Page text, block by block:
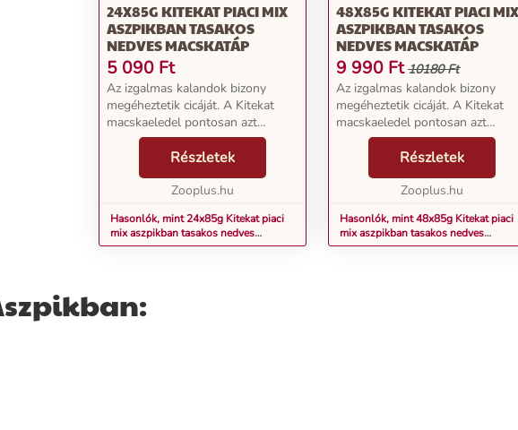
24X85G KITEKAT PIACI MIX
ASZPIKBAN TASAKOS
NEDVES MACSKATÁP
5 090 Ft
Az izgalmas kalandok bizony
megéheztetik cicáját. A Kitekat
macskaeledel pontosan azt
biztosítja kedvencének, amire
annak kiegyensúlyozott
macskaéletéhez szüksége van:
ízletes összetevőkből készülő, t...
Részletek
Zooplus.hu
Hasonlók, mint 24x85g Kitekat piaci
mix aszpikban tasakos nedves
macskatáp
48X85G KITEKAT PIACI MIX
ASZPIKBAN TASAKOS
NEDVES MACSKATÁP
9 990 Ft 10180 Ft
Az izgalmas kalandok bizony
megéheztetik cicáját. A Kitekat
macskaeledel pontosan azt
biztosítja kedvencének, amire
annak kiegyensúlyozott
macskaéletéhez szüksége van:
ízletes összetevőkből készülő, t...
Részletek
Zooplus.hu
Hasonlók, mint 48x85g Kitekat piaci
mix aszpikban tasakos nedves
macskatáp